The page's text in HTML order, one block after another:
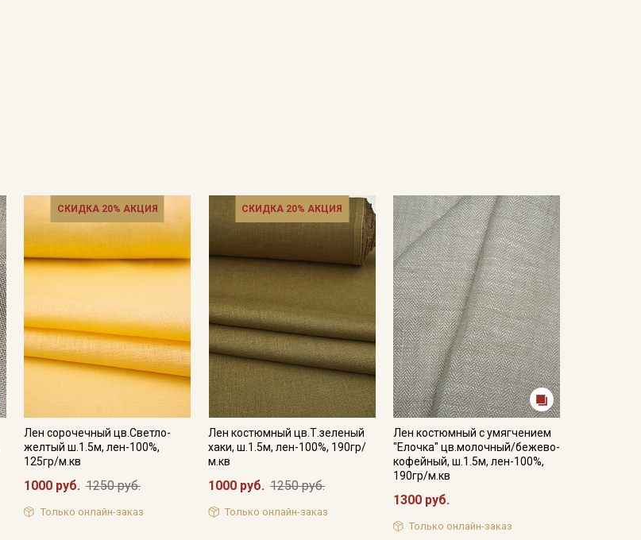
СКИДКА 20% АКЦИЯ
Лен сорочечный цв.Светло-
желтый ш.1.5м, лен-100%,
125гр/м.кв
1000 руб. 1250 руб.
Только онлайн-заказ
СКИДКА 20% АКЦИЯ
Лен костюмный цв.Т.зеленый
хаки, ш.1.5м, лен-100%, 190гр/
м.кв
1000 руб. 1250 руб.
Только онлайн-заказ
Лен костюмный с умягчением
"Елочка" цв.молочный/бежево-
кофейный, ш.1.5м, лен-100%,
190гр/м.кв
1300 руб.
Только онлайн-заказ